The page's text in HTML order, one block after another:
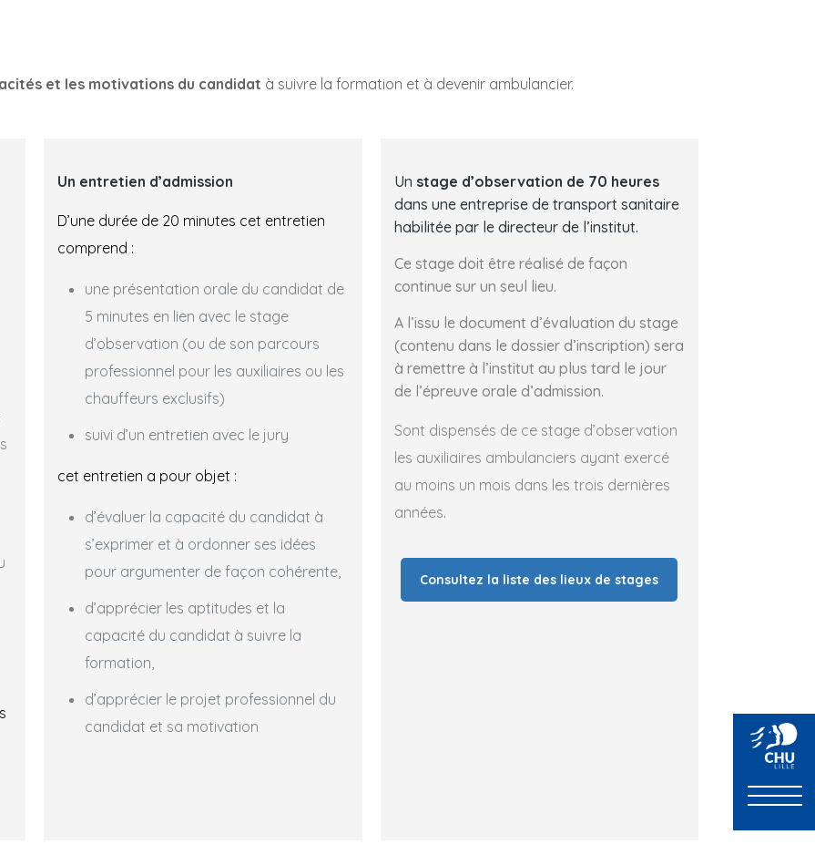
et les motivations du candidat à suivre la formation et à devenir ambulancier.
Un entretien d’admission
D’une durée de 20 minutes cet entretien
comprend :
une présentation orale du candidat de
5 minutes en lien avec le stage
d’observation (ou de son parcours
professionnel pour les auxiliaires ou les
chauffeurs exclusifs)
suivi d’un entretien avec le jury
cet entretien a pour objet :
d’évaluer la capacité du candidat à
s’exprimer et à ordonner ses idées
pour argumenter de façon cohérente,
d’apprécier les aptitudes et la
capacité du candidat à suivre la
formation,
d’apprécier le projet professionnel du
candidat et sa motivation
Un stage d’observation de 70 heures
dans une entreprise de transport sanitaire
habilitée par le directeur de l’institut.
Ce stage doit être réalisé de façon
continue sur un seul lieu.
A l’issu le document d’évaluation du stage
(contenu dans le dossier d’inscription) sera
à remettre à l’institut au plus tard le jour
de l’épreuve orale d’admission.
Sont dispensés de ce stage d’observation
les auxiliaires ambulanciers ayant exercé
au moins un mois dans les trois dernières
années.
Consultez la liste des lieux de stages